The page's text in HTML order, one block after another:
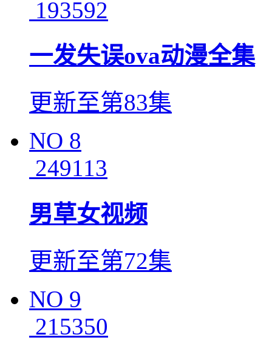
193592
一发失误ova动漫全集
更新至第83集
NO 8
249113
男草女视频
更新至第72集
NO 9
215350